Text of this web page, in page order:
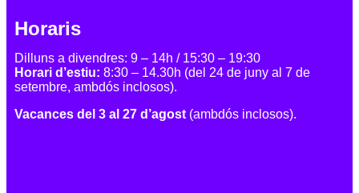
Horaris
Dilluns a divendres: 9 – 14h / 15:30 – 19:30
Horari d’estiu: 8:30 – 14.30h (del 24 de juny al 7 de
setembre, ambdós inclosos).
Vacances del 3 al 27 d’agost (ambdós inclosos).